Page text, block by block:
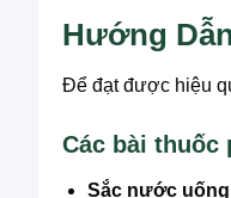
Hướng
Để đạt được hiệu
Các bài thuốc
Sắc nước